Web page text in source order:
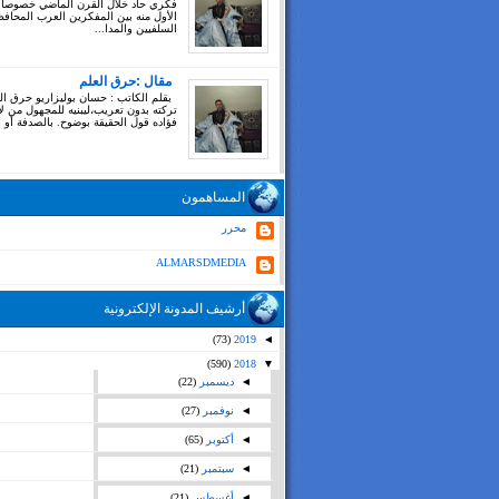
فكري حاد خلال القرن الماضي
الأول منه بين المفكرين العرب
السلفيين والمدا...
مقال :حرق العلم
بقلم الكاتب : حسان بوليزاريو حرق
تركته بدون تعريب،ليبنيه للمجهول من
فؤاده قول الحقيقة بوضوح. بالصدفة أو
المساهمون
محرر
ALMARSDMEDIA
أرشيف المدونة الإلكترونية
◄
2019
(73)
▼
2018
(590)
◄ ديسمبر (22)
◄ نوفمبر (27)
◄ أكتوبر (65)
◄ سبتمبر (21)